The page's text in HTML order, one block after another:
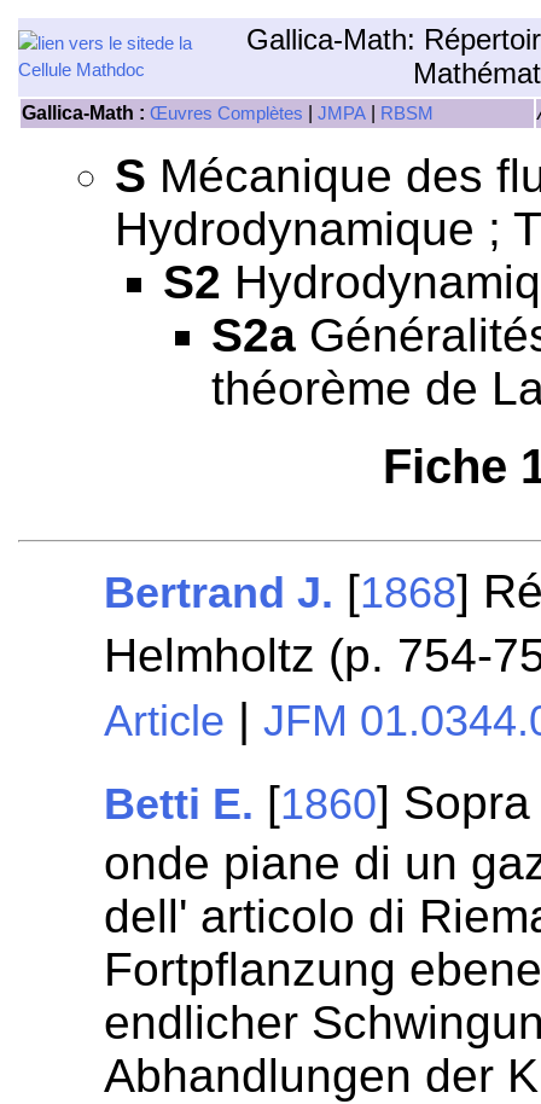
Gallica-Math:
Gallica-Math : Œuvres Complètes JMPA RBSM
S Mécanique des
Hydrodynamique ;
S2
S2a
théorème de
Fiche
Bertrand J. [1868]
Helmholtz (p. 754-
Article |JFM
Betti E. [1860]
onde piane di un
dell' articolo di
Fortpflanzung
endlicher
Abhandlungen der